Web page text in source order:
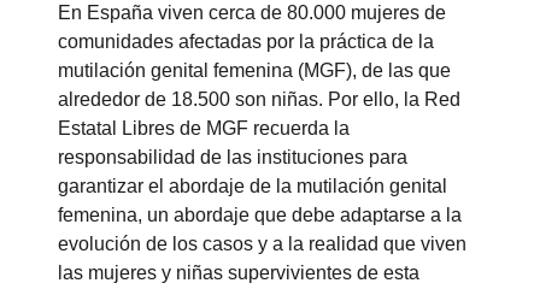
En España viven cerca de 80.000 mujeres de
comunidades afectadas por la práctica de la
mutilación genital femenina (MGF), de las que
alrededor de 18.500 son niñas. Por ello, la Red
Estatal Libres de MGF recuerda la
responsabilidad de las instituciones para
garantizar el abordaje de la mutilación genital
femenina, un abordaje que debe adaptarse a la
evolución de los casos y a la realidad que viven
las mujeres y niñas supervivientes de esta